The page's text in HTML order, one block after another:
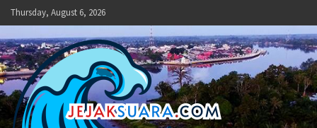
Skip
to
content
Thursday, August 6, 2026